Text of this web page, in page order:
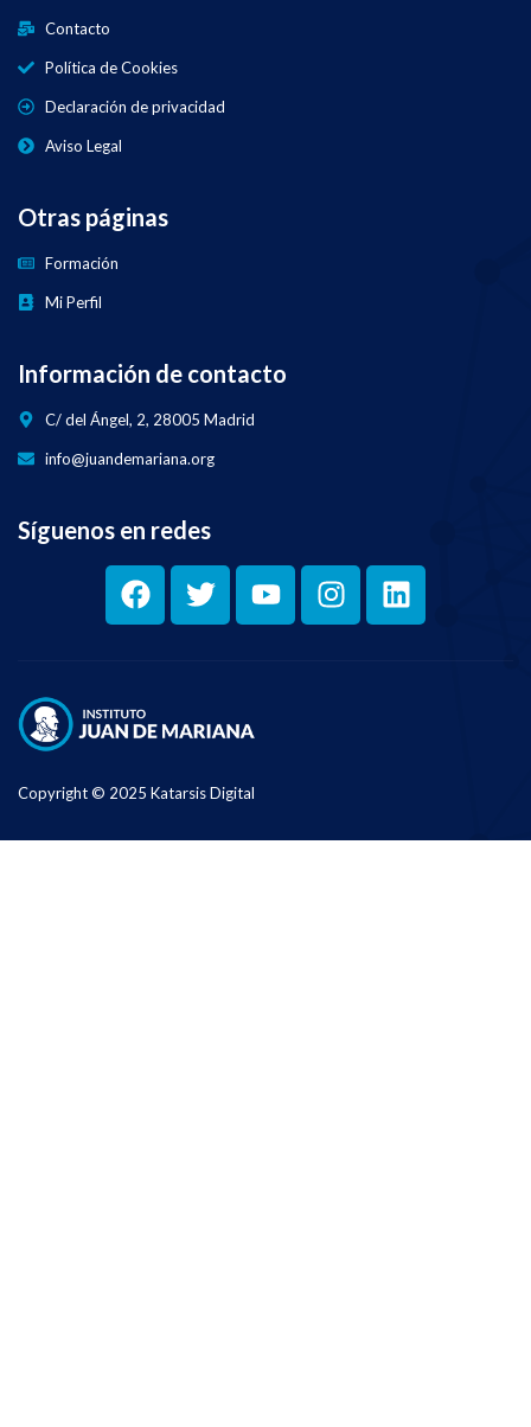
Contacto
Política de Cookies
Declaración de privacidad
Aviso Legal
Otras páginas
Formación
Mi Perfil
Información de contacto
C/ del Ángel, 2, 28005 Madrid
info@juandemariana.org
Síguenos en redes
Copyright © 2025 Katarsis Digital